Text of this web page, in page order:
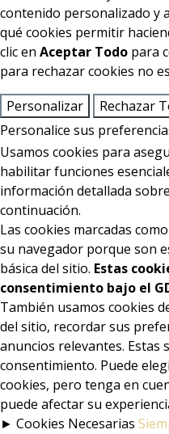
contenido personalizado y
qué cookies permitir
clic en Aceptar Todo para
para rechazar cookies no
Personalizar
Rechazar
Personalice sus
Usamos cookies para
habilitar funciones
información detallada
continuación.
Las cookies marcadas como
su navegador porque son
básica del sitio. Estas
consentimiento bajo el
También usamos cookies
del sitio, recordar sus
anuncios relevantes. Estas
consentimiento. Puede
cookies, pero tenga en
puede afectar su
► Cookies Necesarias